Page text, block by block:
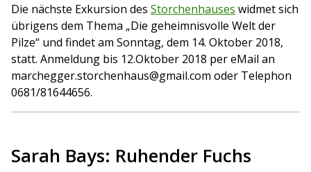
Die nächste Exkursion des Storchenhauses widmet sich
übrigens dem Thema „Die geheimnisvolle Welt der
Pilze“ und findet am Sonntag, dem 14. Oktober 2018,
statt. Anmeldung bis 12.Oktober 2018 per eMail an
marchegger.storchenhaus@gmail.com oder Telephon
0681/81644656.
Sarah Bays: Ruhender Fuchs